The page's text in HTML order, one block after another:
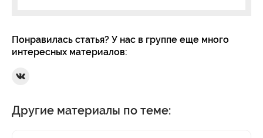
Понравилась статья? У нас в группе еще много
интересных материалов:
Ссылка на Вконтакте
Другие материалы по теме: